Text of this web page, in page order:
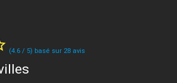
(4.6 / 5) basé sur 28 avis